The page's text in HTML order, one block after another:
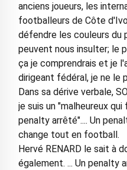
anciens joueurs, les
footballeurs de Côte
défendre les couleurs du
peuvent nous insulter; le
ça je comprendrais et je
dirigeant fédéral, je ne le
Dans sa dérive verbale,
je suis un "malheureux
penalty arrêté".... Un
change tout en football.
Hervé RENARD le sait à
également. ... Un penalty